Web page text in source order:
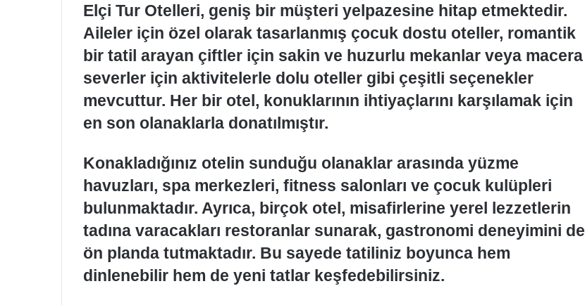
Elçi Tur Otelleri, geniş bir müşteri yelpazesine hitap etmektedir.
Aileler için özel olarak tasarlanmış çocuk dostu oteller, romantik
bir tatil arayan çiftler için sakin ve huzurlu mekanlar veya macera
severler için aktivitelerle dolu oteller gibi çeşitli seçenekler
mevcuttur. Her bir otel, konuklarının ihtiyaçlarını karşılamak için
en son olanaklarla donatılmıştır.
Konakladığınız otelin sunduğu olanaklar arasında yüzme
havuzları, spa merkezleri, fitness salonları ve çocuk kulüpleri
bulunmaktadır. Ayrıca, birçok otel, misafirlerine yerel lezzetlerin
tadına varacakları restoranlar sunarak, gastronomi deneyimini de
ön planda tutmaktadır. Bu sayede tatiliniz boyunca hem
dinlenebilir hem de yeni tatlar keşfedebilirsiniz.